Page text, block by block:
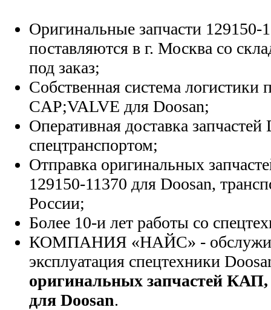
Оригинальные запчасти 129150-
поставляются в г. Москва со
под заказ;
Собственная система логистики
CAP;VALVE для Doosan;
Оперативная доставка запчастей
спецтранспортом;
Отправка оригинальных
129150-11370 для Doosan,
России;
Более 10-и лет работы со
КОМПАНИЯ «НАЙС» -
эксплуатация спецтехники
оригинальных запчастей
для Doosan.